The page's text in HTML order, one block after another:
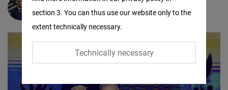
Angelo Bardini
section 3. You can thus use our website only to the
extent technically necessary.
Technically necessary
Twitter
Embed